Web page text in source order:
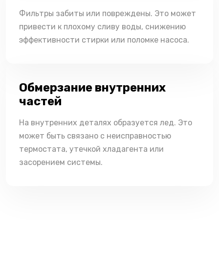
Фильтры забиты или повреждены. Это может
привести к плохому сливу воды, снижению
эффективности стирки или поломке насоса.
Обмерзание внутренних
частей
На внутренних деталях образуется лед. Это
может быть связано с неисправностью
термостата, утечкой хладагента или
засорением системы.